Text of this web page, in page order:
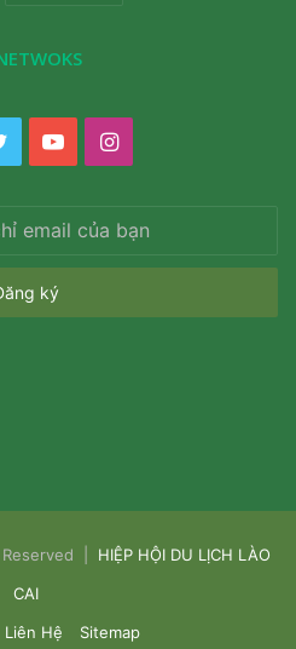
TwitterYouTubeInstagram
| HIỆP HỘI DU LỊCH LÀO
CAI
Liên Hệ Sitemap